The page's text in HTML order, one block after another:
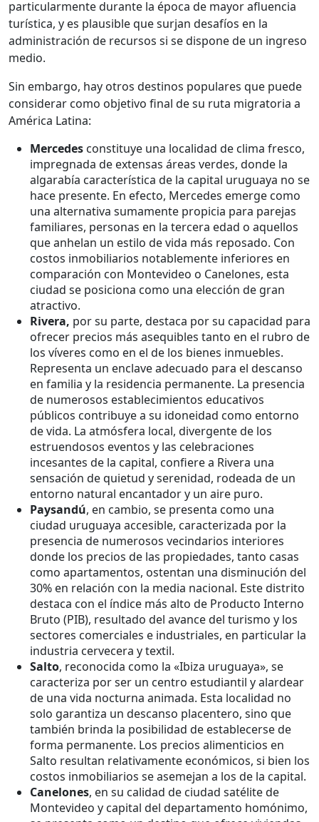
particularmente durante la época de mayor afluencia
turística, y es plausible que surjan desafíos en la
administración de recursos si se dispone de un ingreso
medio.
Sin embargo, hay otros destinos populares que puede
considerar como objetivo final de su ruta migratoria a
América Latina:
Mercedes constituye una localidad de clima fresco,
impregnada de extensas áreas verdes, donde la
algarabía característica de la capital uruguaya no se
hace presente. En efecto, Mercedes emerge como
una alternativa sumamente propicia para parejas
familiares, personas en la tercera edad o aquellos
que anhelan un estilo de vida más reposado. Con
costos inmobiliarios notablemente inferiores en
comparación con Montevideo o Canelones, esta
ciudad se posiciona como una elección de gran
atractivo.
Rivera, por su parte, destaca por su capacidad para
ofrecer precios más asequibles tanto en el rubro de
los víveres como en el de los bienes inmuebles.
Representa un enclave adecuado para el descanso
en familia y la residencia permanente. La presencia
de numerosos establecimientos educativos
públicos contribuye a su idoneidad como entorno
de vida. La atmósfera local, divergente de los
estruendosos eventos y las celebraciones
incesantes de la capital, confiere a Rivera una
sensación de quietud y serenidad, rodeada de un
entorno natural encantador y un aire puro.
Paysandú, en cambio, se presenta como una
ciudad uruguaya accesible, caracterizada por la
presencia de numerosos vecindarios interiores
donde los precios de las propiedades, tanto casas
como apartamentos, ostentan una disminución del
30% en relación con la media nacional. Este distrito
destaca con el índice más alto de Producto Interno
Bruto (PIB), resultado del avance del turismo y los
sectores comerciales e industriales, en particular la
industria cervecera y textil.
Salto, reconocida como la «Ibiza uruguaya», se
caracteriza por ser un centro estudiantil y alardear
de una vida nocturna animada. Esta localidad no
solo garantiza un descanso placentero, sino que
también brinda la posibilidad de establecerse de
forma permanente. Los precios alimenticios en
Salto resultan relativamente económicos, si bien los
costos inmobiliarios se asemejan a los de la capital.
Canelones, en su calidad de ciudad satélite de
Montevideo y capital del departamento homónimo,